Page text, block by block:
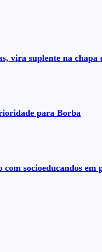
vira suplente na
para Borba
socioeducandos em